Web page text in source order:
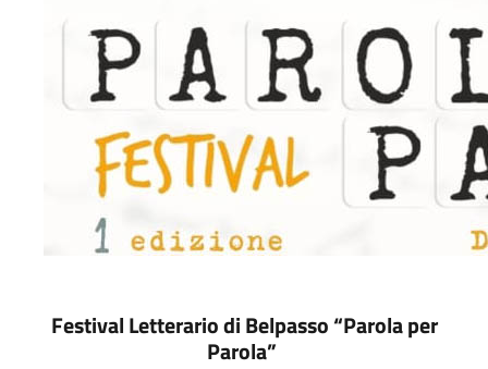
Festival Letterario di Belpasso “Parola per
Parola”